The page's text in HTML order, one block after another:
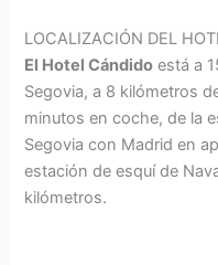
LOCALIZACIÓN DEL
El Hotel Cándido está a
Segovia, a 8 kilómetros
minutos en coche, de la
Segovia con Madrid en
estación de esquí de
kilómetros.